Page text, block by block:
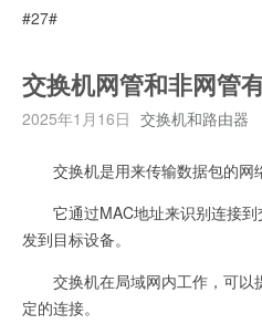
#27#
交换机网管和非网管
2025年1月16日 交换机和路由器
交换机是用来传输数据包的网络
它通过MAC地址来识别连接到
发到目标设备。
交换机在局域网内工作，可以
定的连接。